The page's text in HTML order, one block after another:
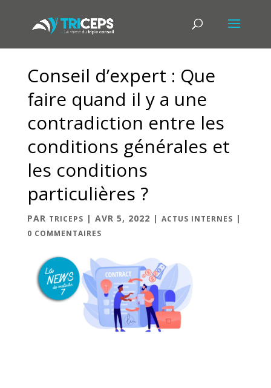
Conseil d’expert : Que
faire quand il y a une
contradiction entre les
conditions générales et
les conditions
particulières ?
PAR TRICEPS | AVR 5, 2022 | ACTUS INTERNES |
0 COMMENTAIRES